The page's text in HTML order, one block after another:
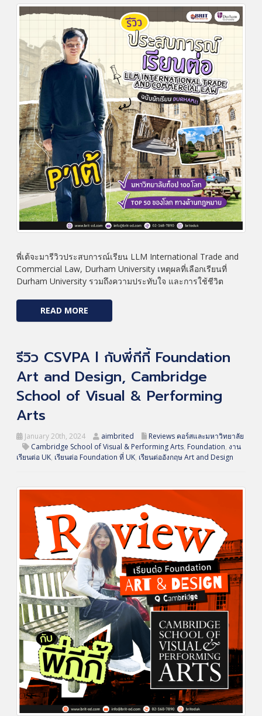
พี่เต้จะมารีวิวประสบการณ์เรียน LLM International Trade and
Commercial Law, Durham University เหตุผลที่เลือกเรียนที่
Durham University รวมถึงความประทับใจ และการใช้ชีวิต
READ MORE
รีวิว CSVPA l กับพี่กีกี้ Foundation
Art and Design, Cambridge
School of Visual & Performing
Arts
January 20th, 2024 aimbrited
Reviews คอร์สและมหาวิทยาลัย
Cambridge School of Visual & Performing Arts, Foundation, งาน
เรียนต่อ UK, เรียนต่อ Foundation ที่ UK, เรียนต่ออังกฤษ Art and Design